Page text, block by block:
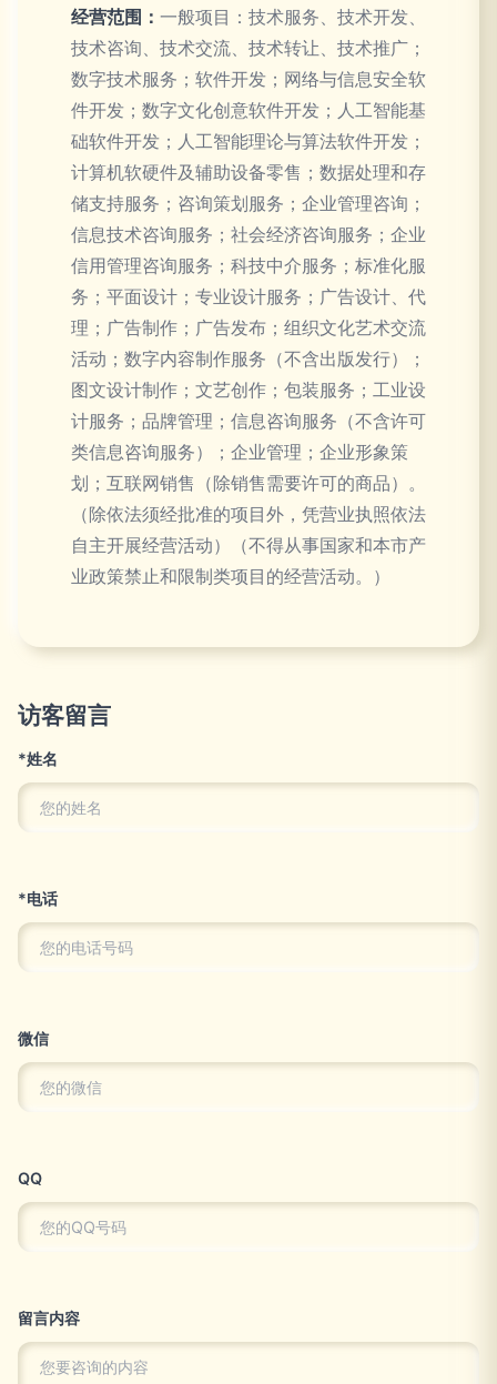
经营范围： 一般项目：技术服务、技术开发、
技术咨询、技术交流、技术转让、技术推广；
数字技术服务；软件开发；网络与信息安全软
件开发；数字文化创意软件开发；人工智能基
础软件开发；人工智能理论与算法软件开发；
计算机软硬件及辅助设备零售；数据处理和存
储支持服务；咨询策划服务；企业管理咨询；
信息技术咨询服务；社会经济咨询服务；企业
信用管理咨询服务；科技中介服务；标准化服
务；平面设计；专业设计服务；广告设计、代
理；广告制作；广告发布；组织文化艺术交流
活动；数字内容制作服务（不含出版发行）；
图文设计制作；文艺创作；包装服务；工业设
计服务；品牌管理；信息咨询服务（不含许可
类信息咨询服务）；企业管理；企业形象策
划；互联网销售（除销售需要许可的商品）。
（除依法须经批准的项目外，凭营业执照依法
自主开展经营活动）（不得从事国家和本市产
业政策禁止和限制类项目的经营活动。）
访客留言
*姓名
*电话
微信
QQ
留言内容